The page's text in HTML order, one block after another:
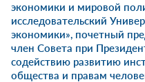
экономики и мировой
исследовательский
экономики», почетный
член Совета при
содействию развитию
общества и правам